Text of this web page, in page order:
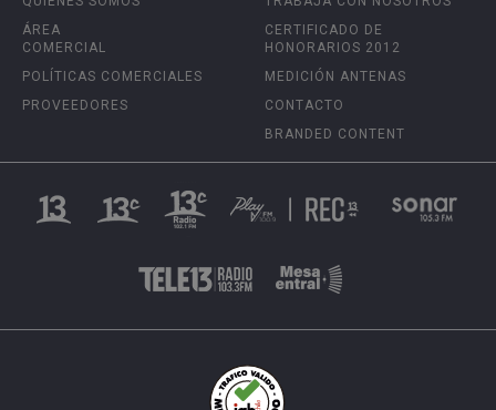
ÁREA
COMERCIAL
POLÍTICAS COMERCIALES
PROVEEDORES
CERTIFICADO DE
HONORARIOS 2012
MEDICIÓN ANTENAS
CONTACTO
BRANDED CONTENT